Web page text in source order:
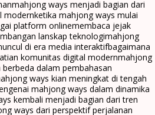
mahjong ways menjadi bagian dari
modernketika mahjong ways mulai
platform onlinemembaca jejak
lanskap teknologimahjong
di era media interaktifbagaimana
komunitas digital modernmahjong
dalam pembahasan
ways kian meningkat di tengah
mahjong ways dalam dinamika
kembali menjadi bagian dari tren
ways dari perspektif perjalanan